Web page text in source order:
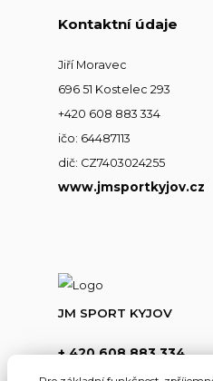
Kontaktní údaje
Jiří Moravec
696 51 Kostelec 293
+420 608 883 334
ičo: 64487113
dič: CZ7403024255
www.jmsportkyjov.cz
JM SPORT KYJOV
+ 420 608 883 334